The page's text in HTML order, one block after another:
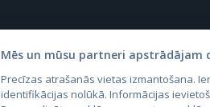
Skelbiu.lt
Aruodas.lt
Mēs un mūsu partneri apstrādājam
Precīzas atrašanās vietas izmantošana.
identifikācijas nolūkā. Informācijas